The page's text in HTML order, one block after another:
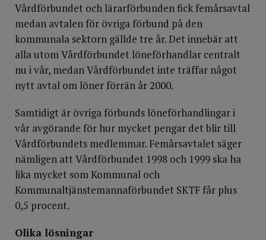
Vårdförbundet och lärarförbunden fick femårsavtal
medan avtalen för övriga förbund på den
kommunala sektorn gällde tre år. Det innebär att
alla utom Vårdförbundet löneförhandlar centralt
nu i vår, medan Vårdförbundet inte träffar något
nytt avtal om löner förrän år 2000.
Samtidigt är övriga förbunds löneförhandlingar i
vår avgörande för hur mycket pengar det blir till
Vårdförbundets medlemmar. Femårsavtalet säger
nämligen att Vårdförbundet 1998 och 1999 ska ha
lika mycket som Kommunal och
Kommunaltjänstemannaförbundet SKTF får plus
0,5 procent.
Olika lösningar